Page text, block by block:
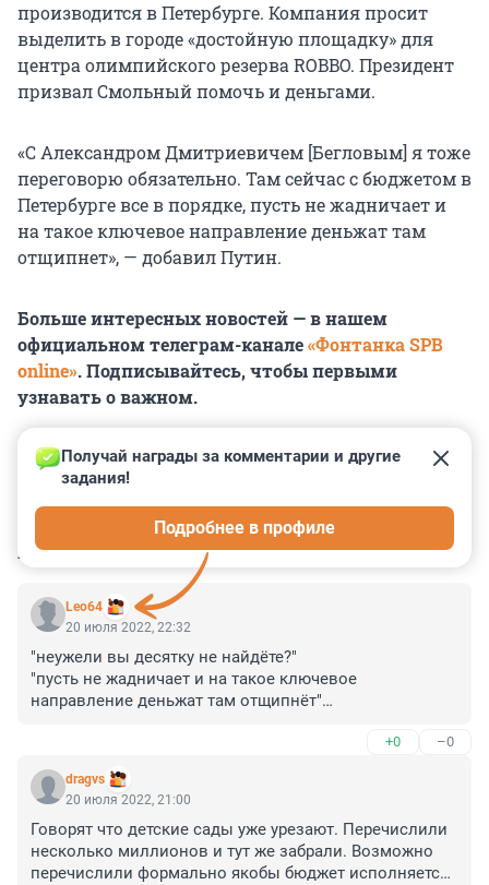
производится в Петербурге. Компания просит
выделить в городе «достойную площадку» для
центра олимпийского резерва ROBBO. Президент
призвал Смольный помочь и деньгами.
«С Александром Дмитриевичем [Бегловым] я тоже
переговорю обязательно. Там сейчас с бюджетом в
Петербурге все в порядке, пусть не жадничает и
на такое ключевое направление деньжат там
отщипнет», — добавил Путин.
Больше интересных новостей — в нашем
официальном телеграм-канале«Фонтанка SPB
online». Подписывайтесь, чтобы первыми
узнавать о важном.
КОММЕНТАРИИ 18
Leo64
Получай награды за комментарии и другие
задания!
Подробнее в профиле
20 июля 2022, 22:32
"неужели вы десятку не найдёте?"
"пусть не жадничает и на такое ключевое
направление деньжат там отщипнёт"
Вот ты какой - научный подход к управлению
финансами...
+0 –0
dragvs
20 июля 2022, 21:00
Говорят что детские сады уже урезают. Перечислили
несколько миллионов и тут же забрали. Возможно
перечислили формально якобы бюджет исполняется,